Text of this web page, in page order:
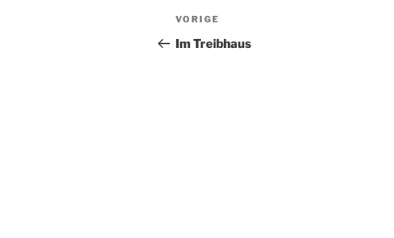
Bericht
navigatie
Vorig
bericht
VORIGE
Im Treibhaus